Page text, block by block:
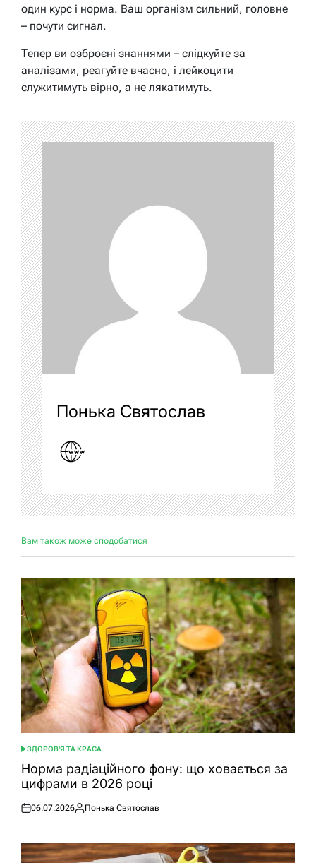
один курс і норма. Ваш організм сильний, головне
– почути сигнал.
Тепер ви озброєні знаннями – слідкуйте за
аналізами, реагуйте вчасно, і лейкоцити
служитимуть вірно, а не лякатимуть.
Понька Святослав
Вам також може сподобатися
ОПУБЛІКУВАТИ
У
ЗДОРОВ'Я ТА КРАСА
Норма радіаційного фону: що ховається за
цифрами в 2026 році
Оприлюднено
06.07.2026
Опубліковано
Понька Святослав